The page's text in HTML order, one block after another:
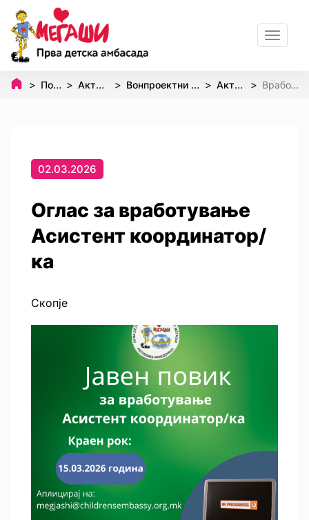
Toggle
Почетна Активности Вонпроектни активности Активизам Вработување
02.03.2026
Оглас за вработување
Асистент координатор/
ка
Скопје